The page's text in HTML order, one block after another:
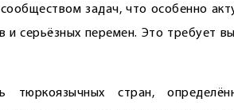
задач, что особенно
и серьёзных перемен. Это требует
тюрко­язычных стран,